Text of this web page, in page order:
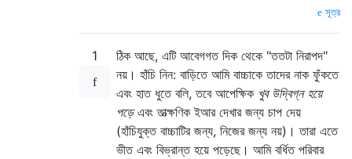
সূত্র
1
ঠিক আছে, এটি আবেগগত দিক থেকে "ততটা নিরাপদ"
নয়। হাঁচি নিন: বাড়িতে আমি বাচ্চাকে তাদের নাক ফুঁকতে
এবং হাত ধুতে বলি, তবে আপেক্ষিক খুব উদ্বিগ্ন হয়ে
পড়েএবং তাত্ক্ষণিক ইআর দেখার জন্য চাপ দেয়
(হাঁচিযুক্ত বাচ্চাটির জন্য, নিজের জন্য নয়)। তারা এতে
ভীত এবং বিভ্রান্ত হয়ে পড়েছে। আমি বর্ধিত পরিবার